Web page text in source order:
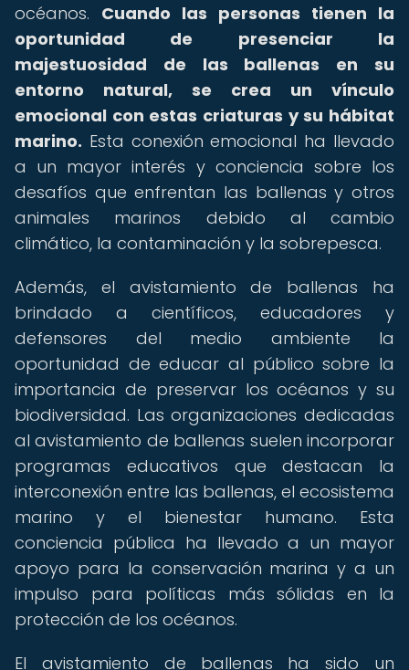
océanos. Cuando las personas tienen la
oportunidad de presenciar la
majestuosidad de las ballenas en su
entorno natural, se crea un vínculo
emocional con estas criaturas y su hábitat
marino. Esta conexión emocional ha llevado
a un mayor interés y conciencia sobre los
desafíos que enfrentan las ballenas y otros
animales marinos debido al cambio
climático, la contaminación y la sobrepesca.
Además, el avistamiento de ballenas ha
brindado a científicos, educadores y
defensores del medio ambiente la
oportunidad de educar al público sobre la
importancia de preservar los océanos y su
biodiversidad. Las organizaciones dedicadas
al avistamiento de ballenas suelen incorporar
programas educativos que destacan la
interconexión entre las ballenas, el ecosistema
marino y el bienestar humano. Esta
conciencia pública ha llevado a un mayor
apoyo para la conservación marina y a un
impulso para políticas más sólidas en la
protección de los océanos.
El avistamiento de ballenas ha sido un